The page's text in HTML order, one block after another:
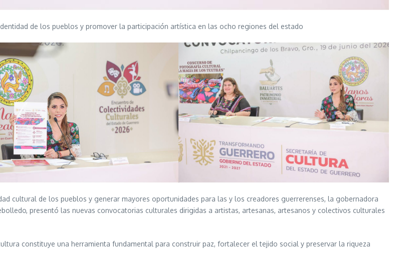
de los pueblos y promover la participación artística en las ocho regiones del estado
cultural de los pueblos y generar mayores oportunidades para las y los creadores guerrerenses, la gobernadora
presentó las nuevas convocatorias culturales dirigidas a artistas, artesanas, artesanos y colectivos culturales
constituye una herramienta fundamental para construir paz, fortalecer el tejido social y preservar la riqueza